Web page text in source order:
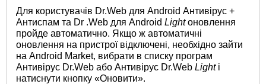
Для користувачів Dr.Web для Android Антивірус +
Антиспам та Dr .Web для AndroidLightоновлення
пройде автоматично. Якщо ж автоматичні
оновлення на пристрої відключені, необхідно зайти
на Android Market, вибрати в списку програм
Антивірус Dr.Web або Антивірус Dr.WebLightі
натиснути кнопку «Оновити».